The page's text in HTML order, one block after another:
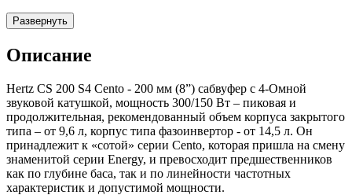
Развернуть
Описание
Hertz CS 200 S4 Cento - 200 мм (8”) сабвуфер с 4-Омной
звуковой катушкой, мощность 300/150 Вт – пиковая и
продолжительная, рекомендованный объем корпуса закрытого
типа – от 9,6 л, корпус типа фазоинвертор - от 14,5 л. Он
принадлежит к «сотой» серии Cento, которая пришла на смену
знаменитой серии Energy, и превосходит предшественников
как по глубине баса, так и по линейности частотных
характеристик и допустимой мощности.